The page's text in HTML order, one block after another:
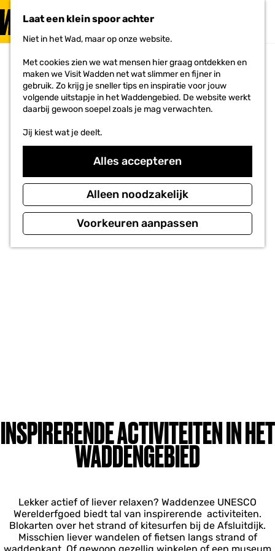
Laat een klein spoor achter
Niet in het Wad, maar op onze website.
Met cookies zien we wat mensen hier graag ontdekken en
maken we Visit Wadden net wat slimmer en fijner in
gebruik. Zo krijg je sneller tips en inspiratie voor jouw
volgende uitstapje in het Waddengebied. De website werkt
daarbij gewoon soepel zoals je mag verwachten.
Jij kiest wat je deelt.
Alles accepteren
Alleen noodzakelijk
Voorkeuren aanpassen
G
F
v
r
i
e
t
e
MENU
INSPIRERENDE ACTIVITEITEN IN HET
WADDENGEBIED
Lekker actief of liever relaxen? Waddenzee UNESCO
Werelderfgoed biedt tal van inspirerende activiteiten.
Blokarten over het strand of kitesurfen bij de Afsluitdijk.
Misschien liever wandelen of fietsen langs strand of